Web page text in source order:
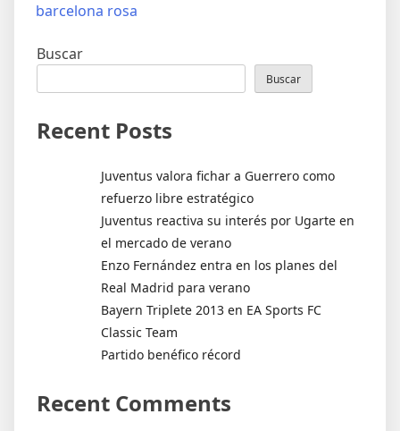
barcelona rosa
Buscar
Buscar
Recent Posts
Juventus valora fichar a Guerrero como
refuerzo libre estratégico
Juventus reactiva su interés por Ugarte en
el mercado de verano
Enzo Fernández entra en los planes del
Real Madrid para verano
Bayern Triplete 2013 en EA Sports FC
Classic Team
Partido benéfico récord
Recent Comments